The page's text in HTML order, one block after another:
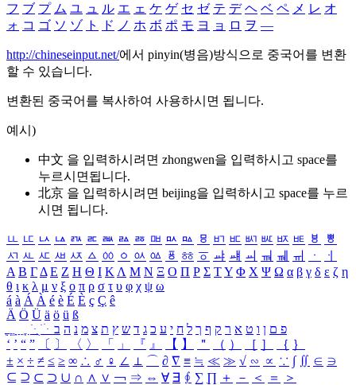
フ ブ プ ム ユ ュ ル エ ェ ケ ゲ セ ゼ テ デ ヘ ベ ペ メ レ オ
ォ コ ゴ ソ ゾ ト ド ノ ホ ボ ポ モ ヨ ョ ロ ヲ ―
http://chineseinput.net/에서 pinyin(병음)방식으로 중국어를 변환
할 수 있습니다.
변환된 중국어를 복사하여 사용하시면 됩니다.
예시)
中文 을 입력하시려면 zhongwen을 입력하시고 space를
누르시면됩니다.
北京 을 입력하시려면 beijing을 입력하시고 space를 누르
시면 됩니다.
ㅥ ㅦ ㅧ ㅨ ㅩ ㅪ ㅫ ㅬ ㅭ ㅮ ㅯ ㅰ ㅱ ㅲ ㅳ ㅴ ㅵ ㅶ ㅷ ㅸ
ㅹ
ㅺ ㅻ ㅼ ㅽ ㅾ ㅿ ㆀ ㆁ ㆂ ㆃ ㆄ ㆅ ㆆ ㆇ ㆈ ㆉ ㆊ ㆋ ㆌ ㆍ
ㆎ
Α Β ΓΔ Ε Ζ Η Θ Ι ΚΛ Μ Ν Ξ Ο Π Ρ Σ ΤΥ Φ Χ Ψ Ω α β γ δ ε ζ η
θ ι κ λ μ ν ξ ο π ρ σ τ υ φ χ ψ ω
á à Á À é è É È ç Ç ê
Ä Ö Ü ä ö ü ß
ִֶֹ ֻּ ׁׂ פ ם ן ו ט א ר ק ף ך ל ח י ע כ ג ד ש ץ ת צ מ נ ה ב
‘ ’ “ ” 〔 〕 〈 〉 「 」 『 』 【 】 ＂ （ ） ［ ］ ｛ ｝
± × ÷ ≠ ≤ ≥ ∞ ∴ ♂ ♀ ∠ ⊥ ⌒ ∂ ∇ ≡ ≒ ≪ ≫ √ ∽ ∝ ∵ ∫ ∬ ∈ ∋
⊆ ⊇ ⊂ ⊃ ∪ ∩ ∧ ∨ ￢ ⇒ ⇔ ∀ ∃ ∮ ∑ ∏ ＋ － ＜ ＝
＞